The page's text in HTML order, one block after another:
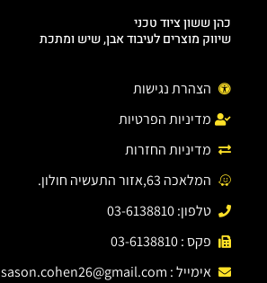
כהן ששון ציוד טכני
שיווק מוצרים לעיבוד אבן, שיש ומתכת
הצהרת נגישות
מדיניות הפרטיות
מדיניות החזרות
המלאכה 63,אזור התעשיה חולון.
טלפון: 03-6138810
פקס : 03-6138810
אימייל : sason.cohen26@gmail.com